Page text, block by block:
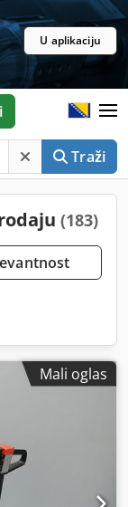
U aplikaciju
Traži
(183)
Mali oglas